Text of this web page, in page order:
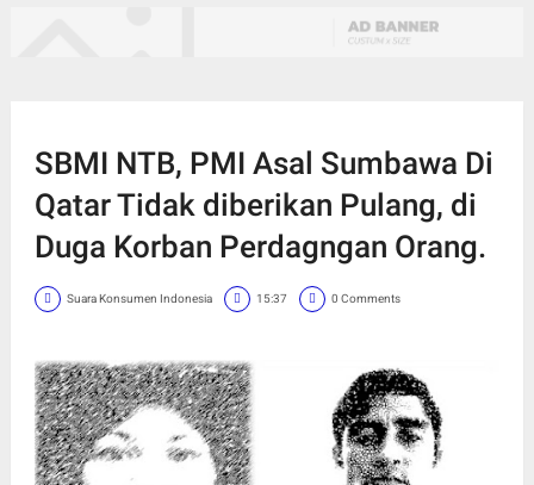
SBMI NTB, PMI Asal Sumbawa Di
Qatar Tidak diberikan Pulang, di
Duga Korban Perdagngan Orang.
Suara Konsumen Indonesia 15:37 0 Comments